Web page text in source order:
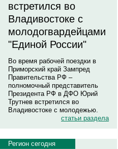
встретился во
Владивостоке с
молодогвардейцами
"Единой России"
Во время рабочей поездки в
Приморский край Зампред
Правительства РФ –
полномочный представитель
Президента РФ в ДФО Юрий
Трутнев встретился во
Владивостоке с молодежью.
статьи раздела
Регион сегодня